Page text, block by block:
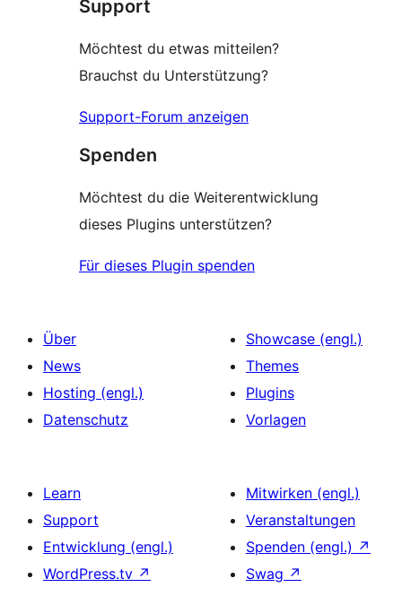
Support
Möchtest du etwas mitteilen?
Brauchst du Unterstützung?
Support-Forum anzeigen
Spenden
Möchtest du die Weiterentwicklung
dieses Plugins unterstützen?
Für dieses Plugin spenden
Über
News
Hosting (engl.)
Datenschutz
Showcase (engl.)
Themes
Plugins
Vorlagen
Learn
Support
Entwicklung (engl.)
WordPress.tv ↗
Mitwirken (engl.)
Veranstaltungen
Spenden (engl.) ↗
Swag ↗